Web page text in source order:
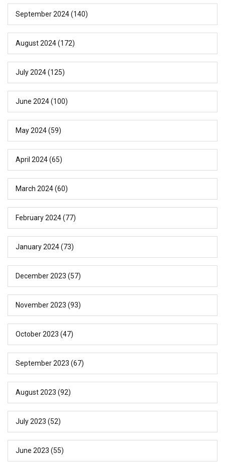
September 2024(140)
August 2024(172)
July 2024(125)
June 2024(100)
May 2024(59)
April 2024(65)
March 2024(60)
February 2024(77)
January 2024(73)
December 2023 (57)
November 2023 (93)
October 2023 (47)
September 2023 (67)
August 2023 (92)
July 2023 (52)
June 2023 (55)